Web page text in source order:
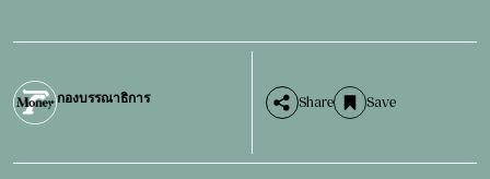
กองบรรณาธิการ Share Save